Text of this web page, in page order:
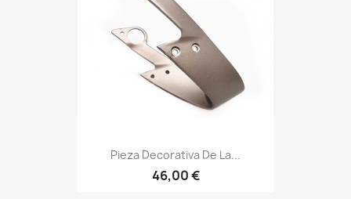
Pieza Decorativa De La...
46,00 €